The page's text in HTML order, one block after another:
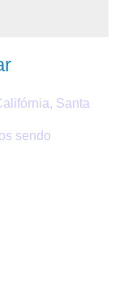
Santa
sendo